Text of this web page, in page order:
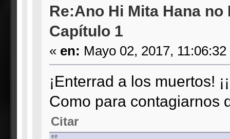
Re:Ano Hi Mita Hana
Capítulo 1
« en: Mayo 02, 2017,
¡Enterrad a los muertos!
Como para contagiarnos
Citar